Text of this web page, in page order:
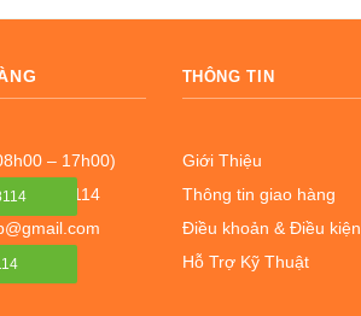
– 17h00)
THÔNG TIN
Giới Thiệu
Thông tin giao hàng
Điều khoản & Điều kiện
Hỗ Trợ Kỹ Thuật